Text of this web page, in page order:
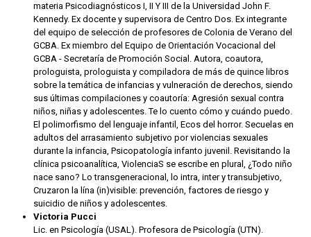
materia Psicodiagnósticos I, II Y III de la Universidad John F.
Kennedy. Ex docente y supervisora de Centro Dos. Ex integrante
del equipo de selección de profesores de Colonia de Verano del
GCBA. Ex miembro del Equipo de Orientación Vocacional del
GCBA - Secretaría de Promoción Social. Autora, coautora,
prologuista, prologuista y compiladora de más de quince libros
sobre la temática de infancias y vulneración de derechos, siendo
sus últimas compilaciones y coautoría: Agresión sexual contra
niños, niñas y adolescentes. Te lo cuento cómo y cuándo puedo.
El polimorfismo del lenguaje infantil, Ecos del horror. Secuelas en
adultos del arrasamiento subjetivo por violencias sexuales
durante la infancia, Psicopatología infanto juvenil. Revisitando la
clínica psicoanalítica, ViolenciaS se escribe en plural, ¿Todo niño
nace sano? Lo transgeneracional, lo intra, inter y transubjetivo,
Cruzaron la lína (in)visible: prevención, factores de riesgo y
suicidio de niños y adolescentes.
Victoria Pucci
Lic. en Psicología (USAL). Profesora de Psicología (UTN).